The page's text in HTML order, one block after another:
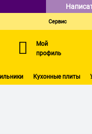
Сервис
Мой
профиль
Кухонные плиты